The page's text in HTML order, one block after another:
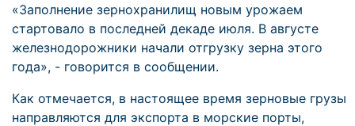
«Заполнение зернохранилищ новым урожаем
стартовало в последней декаде июля. В августе
железнодорожники начали отгрузку зерна этого
года», - говорится в сообщении.
Как отмечается, в настоящее время зерновые грузы
направляются для экспорта в морские порты,